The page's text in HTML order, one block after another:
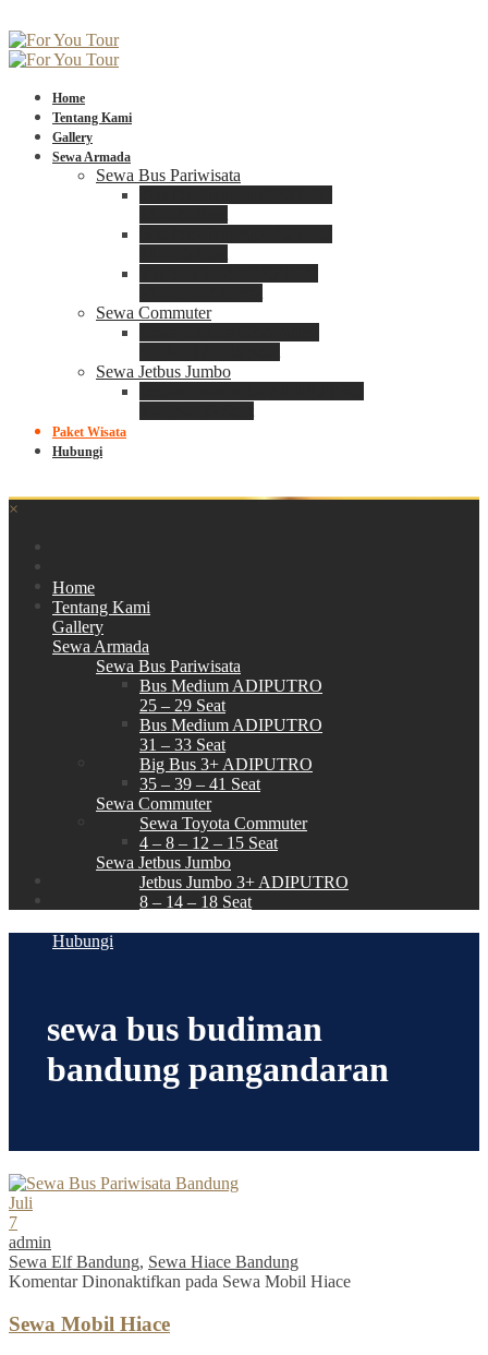
Home
Tentang Kami
Gallery
Sewa Armada
Sewa Bus Pariwisata
Sewa Commuter
Sewa Jetbus Jumbo
Paket Wisata
Hubungi
×
Home
Tentang Kami
Gallery
Sewa Armada
Sewa Bus Pariwisata
Bus Medium ADIPUTRO
25 – 29 Seat
Bus Medium ADIPUTRO
31 – 33 Seat
Big Bus 3+ ADIPUTRO
35 – 39 – 41 Seat
Sewa Commuter
Sewa Toyota Commuter
4 – 8 – 12 – 15 Seat
Sewa Jetbus Jumbo
Jetbus Jumbo 3+ ADIPUTRO
8 – 14 – 18 Seat
Hubungi
sewa bus budiman
bandung pangandaran
Juli
7
admin
Sewa Elf Bandung, Sewa Hiace Bandung
Komentar Dinonaktifkan pada Sewa Mobil Hiace
Sewa Mobil Hiace